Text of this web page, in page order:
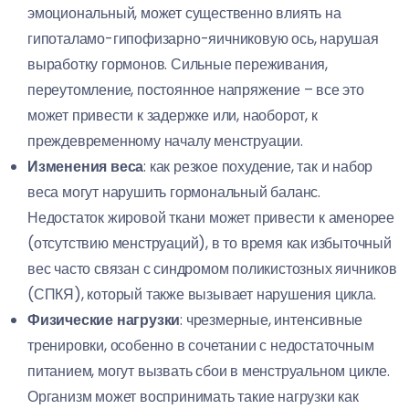
эмоциональный, может существенно влиять на
гипоталамо-гипофизарно-яичниковую ось, нарушая
выработку гормонов. Сильные переживания,
переутомление, постоянное напряжение – все это
может привести к задержке или, наоборот, к
преждевременному началу менструации.
Изменения веса: как резкое похудение, так и набор
веса могут нарушить гормональный баланс.
Недостаток жировой ткани может привести к аменорее
(отсутствию менструаций), в то время как избыточный
вес часто связан с синдромом поликистозных яичников
(СПКЯ), который также вызывает нарушения цикла.
Физические нагрузки: чрезмерные, интенсивные
тренировки, особенно в сочетании с недостаточным
питанием, могут вызвать сбои в менструальном цикле.
Организм может воспринимать такие нагрузки как